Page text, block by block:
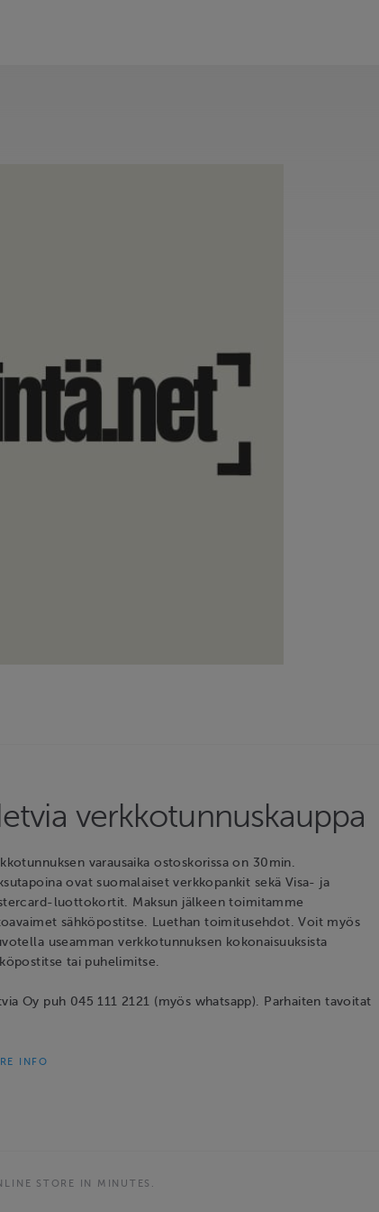
verkkotunnuskauppa
varausaika ostoskorissa on 30min.
ovat suomalaiset verkkopankit sekä Visa- ja
luottokortit. Maksun jälkeen toimitamme
sähköpostitse. Luethan toimitusehdot. Voit myös
useamman verkkotunnuksen kokonaisuuksista
tai puhelimitse.
Oy puh 045 111 2121 (myös whatsapp). Parhaiten tavoitat
INFO
STORE IN MINUTES.